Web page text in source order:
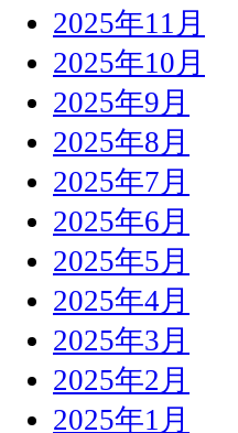
2025年11月
2025年10月
2025年9月
2025年8月
2025年7月
2025年6月
2025年5月
2025年4月
2025年3月
2025年2月
2025年1月